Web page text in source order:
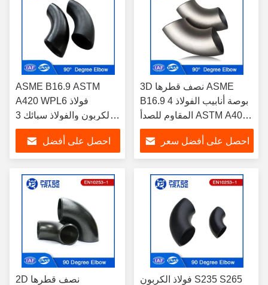
ASME B16.9 ASTM
A420 WPL6 فولاذ
الكربون والفولاذ سبائك 3D
نصف قطره 90 درجة
الكوع للأنابيب والأنابيب
احصل على أفضل
3D نصف قطرها ASME
B16.9 4 بوصة أنابيب الفولاذ
المقاوم للصدأ ASTM A403
90 درجة الكوع
احصل على أفضل سعر
2D نصف قطرها
فولاذ الكربون S235 S265